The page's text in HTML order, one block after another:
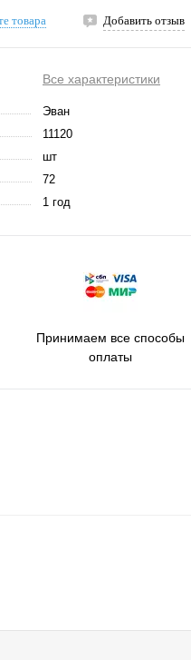
товара Добавить отзыв
Все характеристики
Эван
11120
шт
72
1 год
Принимаем все способы
оплаты